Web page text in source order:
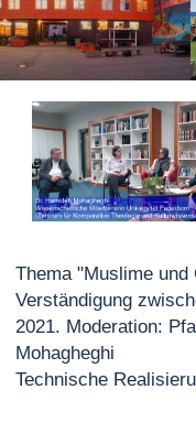
Thema "Muslime
Verständigung
2021. Moderation:
Mohagheghi
Technische